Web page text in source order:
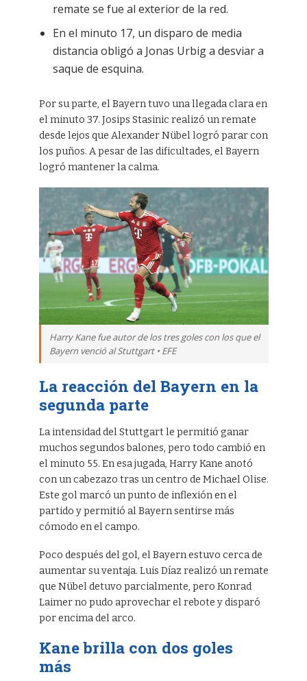
remate se fue al exterior de la red.
En el minuto 17, un disparo de media
distancia obligó a Jonas Urbig a desviar a
saque de esquina.
Por su parte, el Bayern tuvo una llegada clara en
el minuto 37. Josips Stasinic realizó un remate
desde lejos que Alexander Nübel logró parar con
los puños. A pesar de las dificultades, el Bayern
logró mantener la calma.
Harry Kane fue autor de los tres goles con los que el
Bayern venció al Stuttgart • EFE
La reacción del Bayern en la
segunda parte
La intensidad del Stuttgart le permitió ganar
muchos segundos balones, pero todo cambió en
el minuto 55. En esa jugada, Harry Kane anotó
con un cabezazo tras un centro de Michael Olise.
Este gol marcó un punto de inflexión en el
partido y permitió al Bayern sentirse más
cómodo en el campo.
Poco después del gol, el Bayern estuvo cerca de
aumentar su ventaja. Luis Díaz realizó un remate
que Nübel detuvo parcialmente, pero Konrad
Laimer no pudo aprovechar el rebote y disparó
por encima del arco.
Kane brilla con dos goles
más